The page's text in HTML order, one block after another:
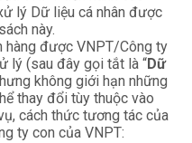
lý Dữ liệu cá nhân được
này.
hàng được VNPT/Công ty
lý (sau đây gọi tắt là “Dữ
không giới hạn những
thay đổi tùy thuộc vào
cách thức tương tác của
ty con của VNPT: